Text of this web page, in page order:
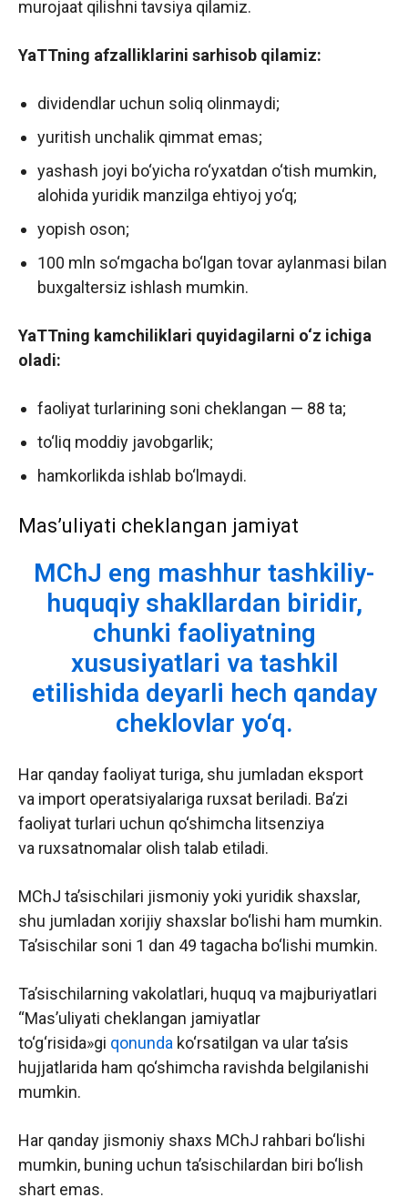
murojaat qilishni tavsiya qilamiz.
YaTTning afzalliklarini sarhisob qilamiz:
dividendlar uchun soliq olinmaydi;
yuritish unchalik qimmat emas;
yashash joyi bo‘yicha ro‘yxatdan o‘tish mumkin,
alohida yuridik manzilga ehtiyoj yo‘q;
yopish oson;
100 mln so‘mgacha bo‘lgan tovar aylanmasi bilan
buxgaltersiz ishlash mumkin.
YaTTning kamchiliklari quyidagilarni o‘z ichiga
oladi:
faoliyat turlarining soni cheklangan — 88 ta;
to‘liq moddiy javobgarlik;
hamkorlikda ishlab bo‘lmaydi.
Mas’uliyati cheklangan jamiyat
MChJ eng mashhur tashkiliy-
huquqiy shakllardan biridir,
chunki faoliyatning
xususiyatlari va tashkil
etilishida deyarli hech qanday
cheklovlar yo‘q.
Har qanday faoliyat turiga, shu jumladan eksport
va import operatsiyalariga ruxsat beriladi. Ba’zi
faoliyat turlari uchun qo‘shimcha litsenziya
va ruxsatnomalar olish talab etiladi.
MChJ ta’sischilari jismoniy yoki yuridik shaxslar,
shu jumladan xorijiy shaxslar bo‘lishi ham mumkin.
Ta’sischilar soni 1 dan 49 tagacha bo‘lishi mumkin.
Ta’sischilarning vakolatlari, huquq va majburiyatlari
“Mas’uliyati cheklangan jamiyatlar
to‘g‘risida»gi qonunda ko‘rsatilgan va ular ta’sis
hujjatlarida ham qo‘shimcha ravishda belgilanishi
mumkin.
Har qanday jismoniy shaxs MChJ rahbari bo‘lishi
mumkin, buning uchun ta’sischilardan biri bo‘lish
shart emas.